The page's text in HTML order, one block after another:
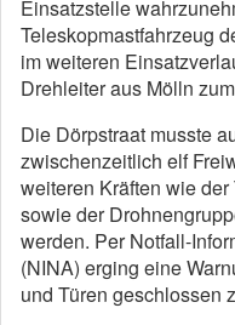
Einsatzstelle
Teleskopmastfahrzeug
im weiteren
Drehleiter aus Mölln
Die Dörpstraat musste
zwischenzeitlich elf
weiteren Kräften wie
sowie der
werden. Per Notfall-
(NINA) erging eine
und Türen geschlossen